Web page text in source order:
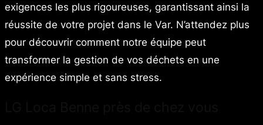
exigences les plus rigoureuses, garantissant ainsi la
réussite de votre projet dans le Var. N’attendez plus
pour découvrir comment notre équipe peut
transformer la gestion de vos déchets en une
expérience simple et sans stress.